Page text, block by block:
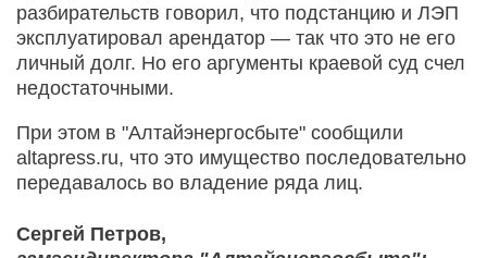
разбирательств говорил, что подстанцию и ЛЭП
эксплуатировал арендатор — так что это не его
личный долг. Но его аргументы краевой суд счел
недостаточными.
При этом в "Алтайэнергосбыте" сообщили
altapress.ru, что это имущество последовательно
передавалось во владение ряда лиц.
Сергей Петров,